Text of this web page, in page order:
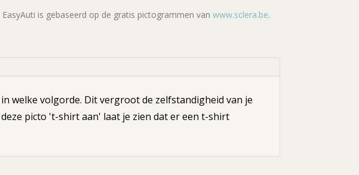
EasyAuti is gebaseerd op de gratis pictogrammen van www.sclera.be.
welke volgorde. Dit vergroot de zelfstandigheid van je
picto 't-shirt aan' laat je zien dat er een t-shirt